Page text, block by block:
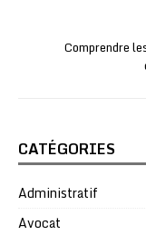
Comprendre
CATÉGORIES
Administratif
Avocat